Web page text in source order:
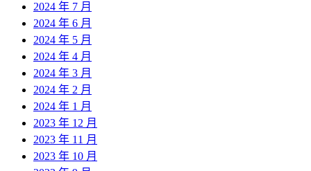
2024 年 7 月
2024 年 6 月
2024 年 5 月
2024 年 4 月
2024 年 3 月
2024 年 2 月
2024 年 1 月
2023 年 12 月
2023 年 11 月
2023 年 10 月